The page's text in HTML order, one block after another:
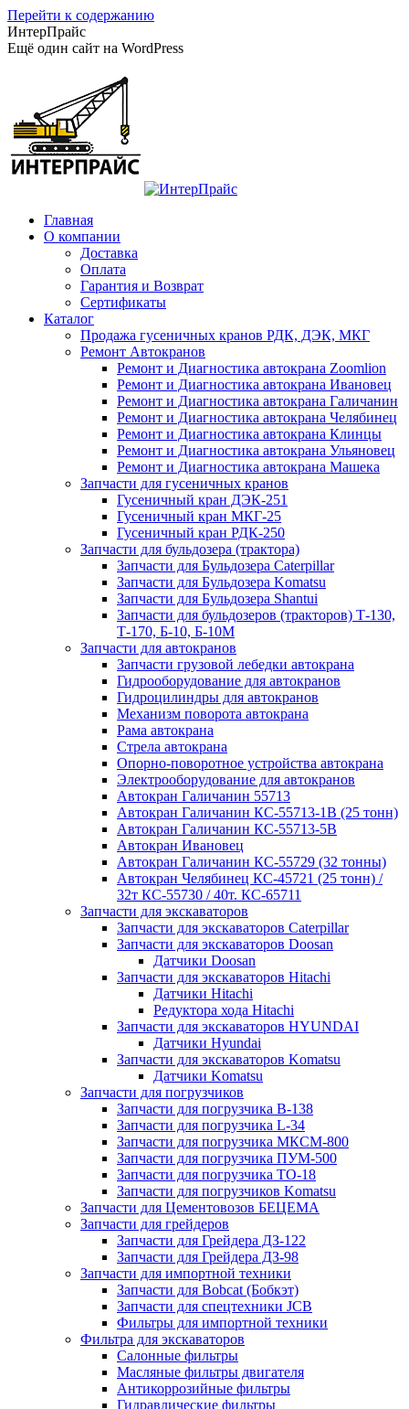
Перейти к содержанию
ИнтерПрайс
Ещё один сайт на WordPress
Главная
О компании
Доставка
Оплата
Гарантия и Возврат
Сертификаты
Каталог
Продажа гусеничных кранов РДК, ДЭК, МКГ
Ремонт Автокранов
Ремонт и Диагностика автокрана Zoomlion
Ремонт и Диагностика автокрана Ивановец
Ремонт и Диагностика автокрана Галичанин
Ремонт и Диагностика автокрана Челябинец
Ремонт и Диагностика автокрана Клинцы
Ремонт и Диагностика автокрана Ульяновец
Ремонт и Диагностика автокрана Машека
Запчасти для гусеничных кранов
Гусеничный кран ДЭК-251
Гусеничный кран МКГ-25
Гусеничный кран РДК-250
Запчасти для бульдозера (трактора)
Запчасти для Бульдозера Caterpillar
Запчасти для Бульдозера Komatsu
Запчасти для Бульдозера Shantui
Запчасти для бульдозеров (тракторов) Т-130,
Т-170, Б-10, Б-10М
Запчасти для автокранов
Запчасти грузовой лебедки автокрана
Гидрооборудование для автокранов
Гидроцилиндры для автокранов
Механизм поворота автокрана
Рама автокрана
Стрела автокрана
Опорно-поворотное устройства автокрана
Электрооборудование для автокранов
Автокран Галичанин 55713
Автокран Галичанин КС-55713-1В (25 тонн)
Автокран Галичанин КС-55713-5В
Автокран Ивановец
Автокран Галичанин КС-55729 (32 тонны)
Автокран Челябинец КС-45721 (25 тонн) /
32т КС-55730 / 40т. КС-65711
Запчасти для экскаваторов
Запчасти для экскаваторов Caterpillar
Запчасти для экскаваторов Doosan
Датчики Doosan
Запчасти для экскаваторов Hitachi
Датчики Hitachi
Редуктора хода Hitachi
Запчасти для экскаваторов HYUNDAI
Датчики Hyundai
Запчасти для экскаваторов Komatsu
Датчики Komatsu
Запчасти для погрузчиков
Запчасти для погрузчика B-138
Запчасти для погрузчика L-34
Запчасти для погрузчика МКСМ-800
Запчасти для погрузчика ПУМ-500
Запчасти для погрузчика ТО-18
Запчасти для погрузчиков Komatsu
Запчасти для Цементовозов БЕЦЕМА
Запчасти для грейдеров
Запчасти для Грейдера ДЗ-122
Запчасти для Грейдера ДЗ-98
Запчасти для импортной техники
Запчасти для Bobcat (Бобкэт)
Запчасти для спецтехники JCB
Фильтры для импортной техники
Фильтра для экскаваторов
Салонные фильтры
Масляные фильтры двигателя
Антикоррозийные фильтры
Гидравлические фильтры